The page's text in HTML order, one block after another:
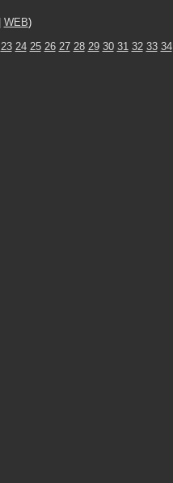
WEB)
23 24 25 26 27 28 29 30 31 32 33 34